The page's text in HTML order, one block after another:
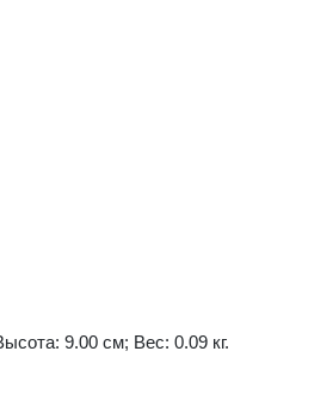
9.00 см; Вес: 0.09 кг.